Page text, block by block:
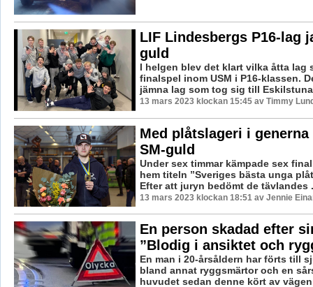
LIF Lindesbergs P16-lag
guld
I helgen blev det klart vilka åtta lag
finalspel inom USM i P16-klassen.
jämna lag som tog sig till
13 mars 2023 klockan 15:45 av Timmy
Med plåtslageri i
SM-guld
Under sex timmar kämpade sex
hem titeln ”Sveriges bästa unga
Efter att juryn bedömt de tävlandes
13 mars 2023 klockan 18:51 av Jennie
En person skadad efter
”Blodig i ansiktet och
En man i 20-årsåldern har förts till
bland annat ryggsmärtor och en
huvudet sedan denne kört av